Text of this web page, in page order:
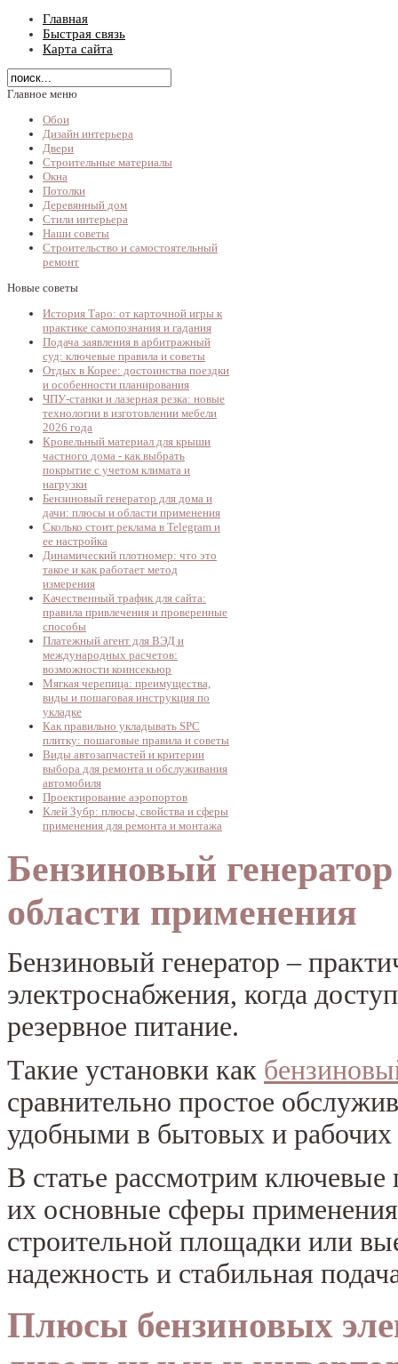
Главная
Быстрая связь
Карта сайта
Главное меню
Обои
Дизайн интерьера
Двери
Строительные материалы
Окна
Потолки
Деревянный дом
Стили интерьера
Наши советы
Строительство и самостоятельный
ремонт
Новые советы
История Таро: от карточной игры к
практике самопознания и гадания
Подача заявления в арбитражный
суд: ключевые правила и советы
Отдых в Корее: достоинства поездки
и особенности планирования
ЧПУ-станки и лазерная резка: новые
технологии в изготовлении мебели
2026 года
Кровельный материал для крыши
частного дома - как выбрать
покрытие с учетом климата и
нагрузки
Бензиновый генератор для дома и
дачи: плюсы и области применения
Сколько стоит реклама в Telegram и
ее настройка
Динамический плотномер: что это
такое и как работает метод
измерения
Качественный трафик для сайта:
правила привлечения и проверенные
способы
Платежный агент для ВЭД и
международных расчетов:
возможности коинсекьюр
Мягкая черепица: преимущества,
виды и пошаговая инструкция по
укладке
Как правильно укладывать SPC
плитку: пошаговые правила и советы
Виды автозапчастей и критерии
выбора для ремонта и обслуживания
автомобиля
Проектирование аэропортов
Клей Зубр: плюсы, свойства и сферы
применения для ремонта и монтажа
Бензиновый
области применения
Бензиновый генератор –
электроснабжения, когда
резервное питание.
Такие установки как
сравнительно простое
удобными в бытовых и рабочих
В статье рассмотрим ключевые
их основные сферы
строительной площадки или
надежность и стабильная
Плюсы бензиновых